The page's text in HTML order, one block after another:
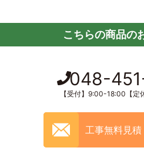
こちらの商品の
048-
【受付】9:00-18:00【定
工事無料見